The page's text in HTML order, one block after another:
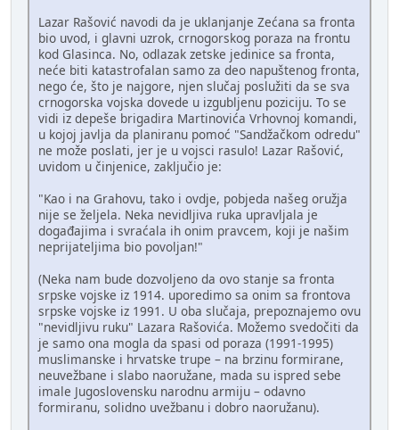
Lazar Rašović navodi da je uklanjanje Zećana sa fronta
bio uvod, i glavni uzrok, crnogorskog poraza na frontu
kod Glasinca. No, odlazak zetske jedinice sa fronta,
neće biti katastrofalan samo za deo napuštenog fronta,
nego će, što je najgore, njen slučaj poslužiti da se sva
crnogorska vojska dovede u izgubljenu poziciju. To se
vidi iz depeše brigadira Martinovića Vrhovnoj komandi,
u kojoj javlja da planiranu pomoć "Sandžačkom odredu"
ne može poslati, jer je u vojsci rasulo! Lazar Rašović,
uvidom u činjenice, zaključio je:
"Kao i na Grahovu, tako i ovdje, pobjeda našeg oružja
nije se željela. Neka nevidljiva ruka upravljala je
događajima i svraćala ih onim pravcem, koji je našim
neprijateljima bio povoljan!"
(Neka nam bude dozvoljeno da ovo stanje sa fronta
srpske vojske iz 1914. uporedimo sa onim sa frontova
srpske vojske iz 1991. U oba slučaja, prepoznajemo ovu
"nevidljivu ruku" Lazara Rašovića. Možemo svedočiti da
je samo ona mogla da spasi od poraza (1991-1995)
muslimanske i hrvatske trupe – na brzinu formirane,
neuvežbane i slabo naoružane, mada su ispred sebe
imale Jugoslovensku narodnu armiju – odavno
formiranu, solidno uvežbanu i dobro naoružanu).